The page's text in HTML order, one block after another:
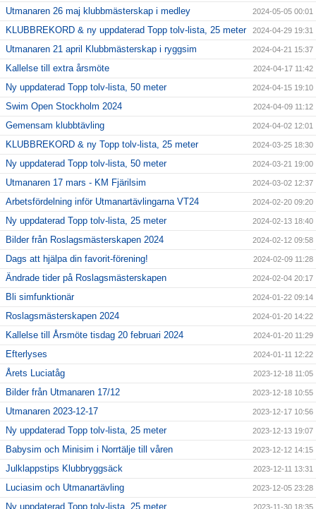
Utmanaren 26 maj klubbmästerskap i medley 2024-05-05 00:01
KLUBBREKORD & ny uppdaterad Topp tolv-lista, 25 meter 2024-04-29 19:31
Utmanaren 21 april Klubbmästerskap i ryggsim 2024-04-21 15:37
Kallelse till extra årsmöte 2024-04-17 11:42
Ny uppdaterad Topp tolv-lista, 50 meter 2024-04-15 19:10
Swim Open Stockholm 2024 2024-04-09 11:12
Gemensam klubbtävling 2024-04-02 12:01
KLUBBREKORD & ny Topp tolv-lista, 25 meter 2024-03-25 18:30
Ny uppdaterad Topp tolv-lista, 50 meter 2024-03-21 19:00
Utmanaren 17 mars - KM Fjärilsim 2024-03-02 12:37
Arbetsfördelning inför Utmanartävlingarna VT24 2024-02-20 09:20
Ny uppdaterad Topp tolv-lista, 25 meter 2024-02-13 18:40
Bilder från Roslagsmästerskapen 2024 2024-02-12 09:58
Dags att hjälpa din favorit-förening! 2024-02-09 11:28
Ändrade tider på Roslagsmästerskapen 2024-02-04 20:17
Bli simfunktionär 2024-01-22 09:14
Roslagsmästerskapen 2024 2024-01-20 14:22
Kallelse till Årsmöte tisdag 20 februari 2024 2024-01-20 11:29
Efterlyses 2024-01-11 12:22
Årets Luciatåg 2023-12-18 11:05
Bilder från Utmanaren 17/12 2023-12-18 10:55
Utmanaren 2023-12-17 2023-12-17 10:56
Ny uppdaterad Topp tolv-lista, 25 meter 2023-12-13 19:07
Babysim och Minisim i Norrtälje till våren 2023-12-12 14:15
Julklappstips Klubbryggsäck 2023-12-11 13:31
Luciasim och Utmanartävling 2023-12-05 23:28
Ny uppdaterad Topp tolv-lista, 25 meter 2023-11-30 18:35